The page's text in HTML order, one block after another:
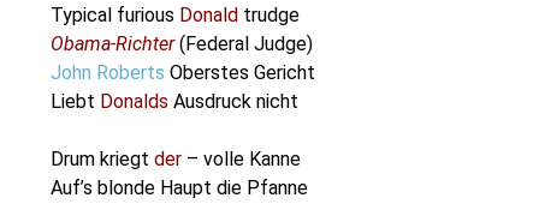
Typical furious Donald trudge
Obama-Richter(Federal Judge)
John Roberts Oberstes Gericht
Liebt Donalds Ausdruck nicht
Drum kriegtder – volle Kanne
Auf’s blonde Haupt die Pfanne